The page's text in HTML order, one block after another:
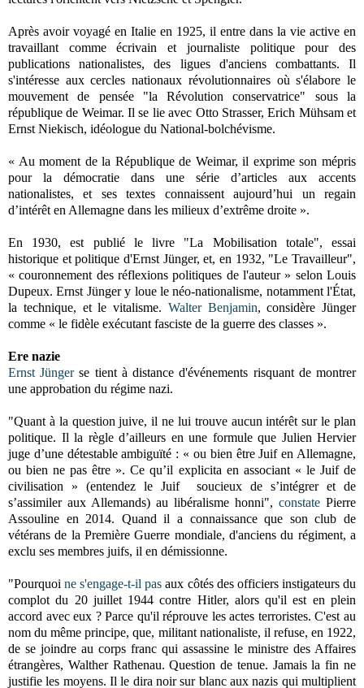
Après avoir voyagé en Italie en 1925, il entre dans la vie active en
travaillant comme écrivain et journaliste politique pour des
publications nationalistes, des ligues d'anciens combattants. Il
s'intéresse aux cercles nationaux révolutionnaires où s'élabore le
mouvement de pensée "la Révolution conservatrice" sous la
république de Weimar. Il se lie avec Otto Strasser, Erich Mühsam et
Ernst Niekisch, idéologue du National-bolchévisme.
« Au moment de la République de Weimar, il exprime son mépris
pour la démocratie dans une série d’articles aux accents
nationalistes, et ses textes connaissent aujourd’hui un regain
d’intérêt en Allemagne dans les milieux d’extrême droite ».
En 1930, est publié le livre "La Mobilisation totale", essai
historique et politique d'Ernst Jünger, et, en 1932, "Le Travailleur",
« couronnement des réflexions politiques de l'auteur » selon Louis
Dupeux. Ernst Jünger y loue le néo-nationalisme, notamment l'État,
la technique, et le vitalisme. Walter Benjamin, considère Jünger
comme « le fidèle exécutant fasciste de la guerre des classes ».
Ere nazie
Ernst Jüngerse tient à distance d'événements risquant de montrer
une approbation du régime nazi.
"Quant à la question juive, il ne lui trouve aucun intérêt sur le plan
politique. Il la règle d’ailleurs en une formule que Julien Hervier
juge d’une détestable ambiguïté : « ou bien être Juif en Allemagne,
ou bien ne pas être ». Ce qu’il explicita en associant « le Juif de
civilisation » (entendez le Juif soucieux de s’intégrer et de
s’assimiler aux Allemands) au libéralisme honni", constate Pierre
Assouline en 2014. Quand il a connaissance que son club de
vétérans de la Première Guerre mondiale, d'anciens du régiment, a
exclu ses membres juifs, il en démissionne.
"Pourquoine s'engage-t-il pas aux côtés des officiers instigateurs du
complot du 20 juillet 1944 contre Hitler, alors qu'il est en plein
accord avec eux ? Parce qu'il réprouve les actes terroristes. C'est au
nom du même principe, que, militant nationaliste, il refuse, en 1922,
de se joindre au corps franc qui assassine le ministre des Affaires
étrangères, Walther Rathenau. Question de tenue. Jamais la fin ne
justifie les moyens. Il le dira noir sur blanc aux nazis qui multiplient